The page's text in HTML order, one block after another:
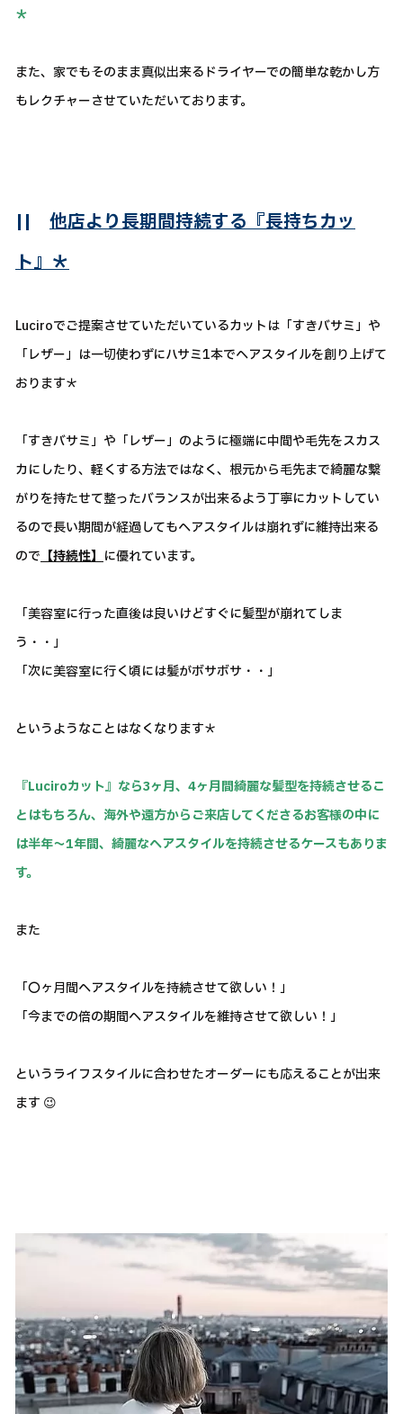
＊
また、家でもそのまま真似出来るドライヤーでの簡単な乾かし方
もレクチャーさせていただいております。
|| 他店より長期間持続する『長持ちカッ
ト』＊
Luciroでご提案させていただいているカットは「すきバサミ」や
「レザー」は一切使わずにハサミ1本でヘアスタイルを創り上げて
おります＊
「すきバサミ」や「レザー」のように極端に中間や毛先をスカス
カにしたり、軽くする方法ではなく、根元から毛先まで綺麗な繋
がりを持たせて整ったバランスが出来るよう丁寧にカットしてい
るので長い期間が経過してもヘアスタイルは崩れずに維持出来る
ので 【持続性】 に優れています。
「美容室に行った直後は良いけどすぐに髪型が崩れてしま
う・・」
「次に美容室に行く頃には髪がボサボサ・・」
というようなことはなくなります＊
『Luciroカット』なら3ヶ月、4ヶ月間綺麗な髪型を持続させるこ
とはもちろん、海外や遠方からご来店してくださるお客様の中に
は半年～1年間、綺麗なヘアスタイルを持続させるケースもありま
す。
また
「〇ヶ月間ヘアスタイルを持続させて欲しい！」
「今までの倍の期間ヘアスタイルを維持させて欲しい！」
というライフスタイルに合わせたオーダーにも応えることが出来
ます 😉